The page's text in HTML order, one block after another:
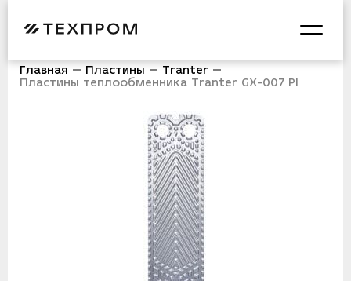
Главная Пластины
Tranter
Пластины теплообменника Tranter GX-007 PI